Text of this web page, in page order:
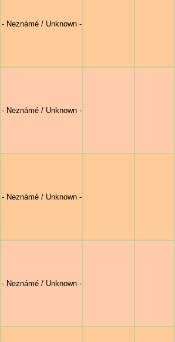
- Neznámé / Unknown -
- Neznámé / Unknown -
- Neznámé / Unknown -
- Neznámé / Unknown -